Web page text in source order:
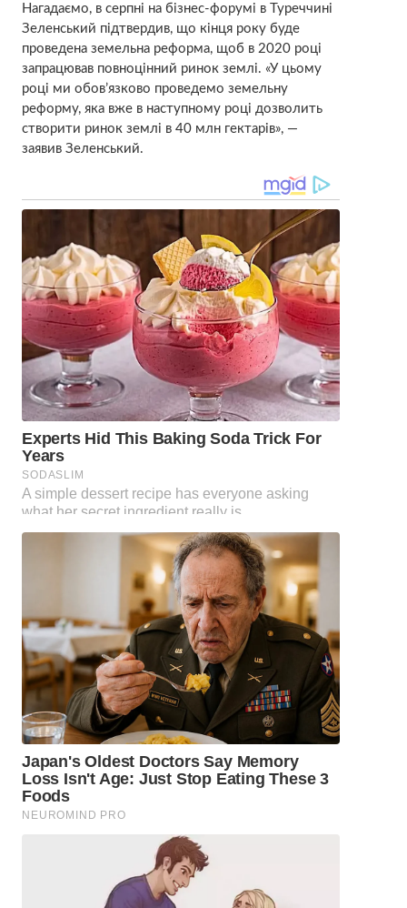
Нагадаємо, в серпні на бізнес-форумі в Туреччині
Зеленський підтвердив, що кінця року буде
проведена земельна реформа, щоб в 2020 році
запрацював повноцінний ринок землі. «У цьому
році ми обов’язково проведемо земельну
реформу, яка вже в наступному році дозволить
створити ринок землі в 40 млн гектарів», —
заявив Зеленський.